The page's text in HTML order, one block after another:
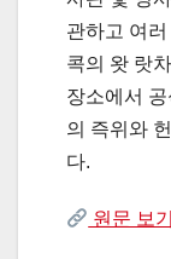
관하고 여
콕의 왓 랏
장소에서
의 즉위와
다.
원문 보